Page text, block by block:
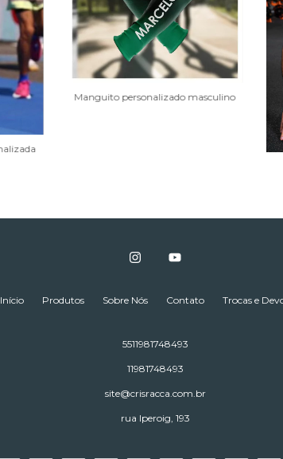
Manguito personalizado masculino
Início Produtos Sobre Nós Contato Trocas e
5511981748493
11981748493
site@crisracca.com.br
rua Iperoig, 193